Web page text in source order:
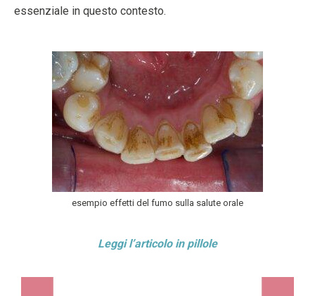
essenziale in questo contesto.
esempio effetti del fumo sulla salute orale
Leggi l’articolo in pillole